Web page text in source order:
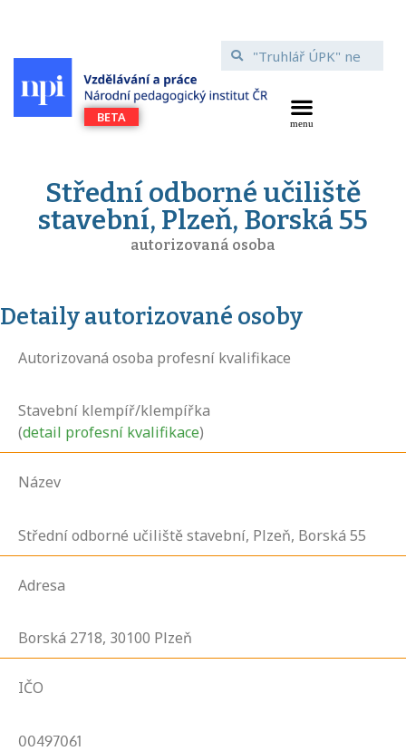
Střední odborné učiliště
stavební, Plzeň, Borská 55
autorizovaná osoba
Detaily autorizované osoby
Autorizovaná osoba profesní kvalifikace
Stavební klempíř/klempířka
(detail profesní kvalifikace)
Název
Střední odborné učiliště stavební, Plzeň, Borská 55
Adresa
Borská 2718, 30100 Plzeň
IČO
00497061